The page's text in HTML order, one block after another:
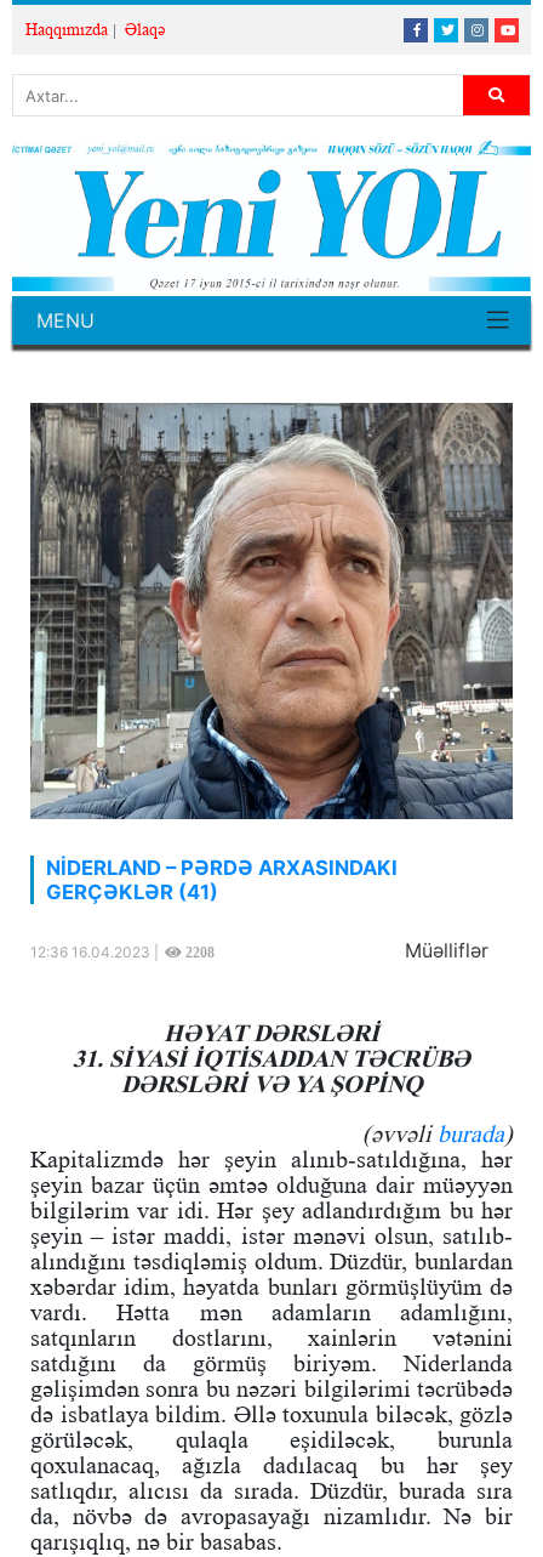
Haqqımızda Əlaqə
MENU
NİDERLAND – PƏRDƏ ARXASINDAKI
GERÇƏKLƏR (41)
12:36 16.04.2023 | 2208 Müəlliflər
HƏYAT DƏRSLƏRİ
31. SİYASİ İQTİSADDAN TƏCRÜBƏ
DƏRSLƏRİ VƏ YA ŞOPİNQ
(əvvəli burada)
Kapitalizmdə hər şeyin alınıb-satıldığına, hər
şeyin bazar üçün əmtəə olduğuna dair müəyyən
bilgilərim var idi. Hər şey adlandırdığım bu hər
şeyin – istər maddi, istər mənəvi olsun, satılıb-
alındığını təsdiqləmiş oldum. Düzdür, bunlardan
xəbərdar idim, həyatda bunları görmüşlüyüm də
vardı. Hətta mən adamların adamlığını,
satqınların dostlarını, xainlərin vətənini
satdığını da görmüş biriyəm. Niderlanda
gəlişimdən sonra bu nəzəri bilgilərimi təcrübədə
də isbatlaya bildim. Əllə toxunula biləcək, gözlə
görüləcək, qulaqla eşidiləcək, burunla
qoxulanacaq, ağızla dadılacaq bu hər şey
satlıqdır, alıcısı da sırada. Düzdür, burada sıra
da, növbə də avropasayağı nizamlıdır. Nə bir
qarışıqlıq, nə bir basabas.